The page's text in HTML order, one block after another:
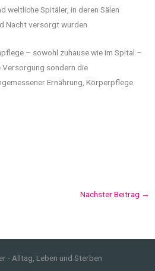
weltliche Spitäler, in deren Sälen
Nacht versorgt wurden.
– sowohl zuhause wie im Spital –
sondern die
Ernährung, Körperpflege
Nächster Beitrag →
- Alltag, Leben und Sterben